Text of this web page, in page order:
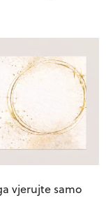
vjerujte samo